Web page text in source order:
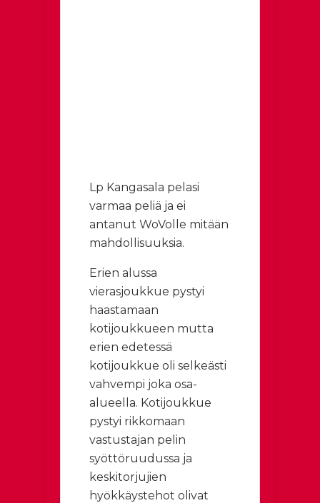
Lp Kangasala pelasi
varmaa peliä ja ei
antanut WoVolle mitään
mahdollisuuksia.
Erien alussa
vierasjoukkue pystyi
haastamaan
kotijoukkueen mutta
erien edetessä
kotijoukkue oli selkeästi
vahvempi joka osa-
alueella. Kotijoukkue
pystyi rikkomaan
vastustajan pelin
syöttöruudussa ja
keskitorjujien
hyökkäystehot olivat